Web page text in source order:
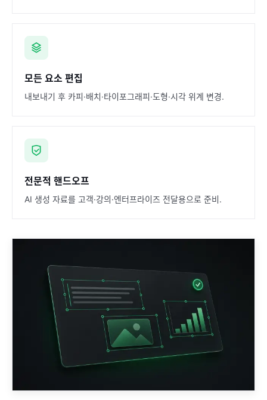
모든 요소 편집
내보내기 후 카피·배치·타이포그래피·도형·시각 위계 변경.
전문적 핸드오프
AI 생성 자료를 고객·강의·엔터프라이즈 전달용으로 준비.